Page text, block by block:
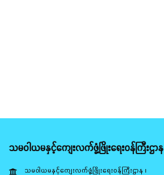
သမဝါယမနှင့်ကျေးလက်ဖွံ့ဖြိုးရေးဝန်ကြီးဌာန
သမဝါယမနှင့်ကျေးလက်ဖွံ့ဖြိုးရေးဝန်ကြီးဌာန ၊